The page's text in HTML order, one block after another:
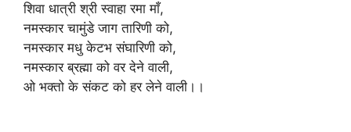
शिवा धात्री श्री स्वाहा रमा माँ,
नमस्कार चामुंडे जाग तारिणी को,
नमस्कार मधु केटभ संघारिणी को,
नमस्कार ब्रह्मा को वर देने वाली,
ओ भक्तो के संकट को हर लेने वाली।।